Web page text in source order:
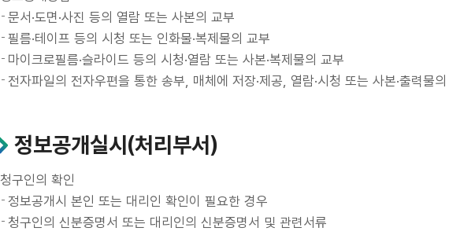
문서·도면·사진 등의 열람 또는 사본의 교부
필름·테이프 등의 시청 또는 인화물·복제물의 교부
마이크로필름·슬라이드 등의 시청·열람 또는 사본·복제물의 교부
전자파일의 전자우편을 통한 송부, 매체에 저장·제공, 열람·시청 또는 사본·출력물
정보공개실시(처리부서)
청구인의 확인
정보공개시 본인 또는 대리인 확인이 필요한 경우
청구인의 신분증명서 또는 대리인의 신분증명서 및 관련서류